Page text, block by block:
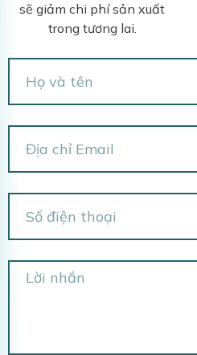
sẽ giảm chi phí sản xuất
trong tương lai.